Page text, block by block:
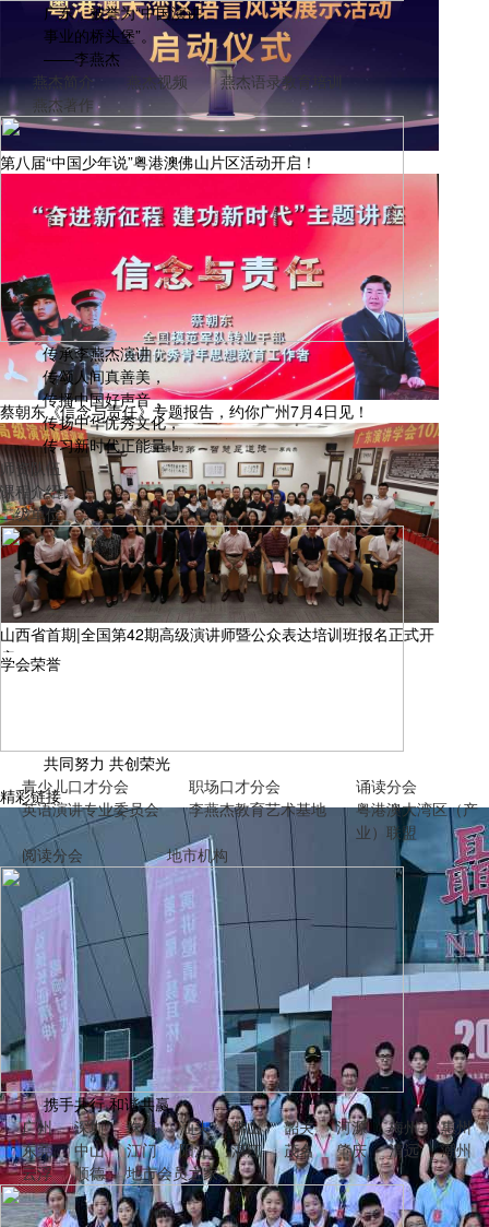
广东，被誉为“中国演讲
事业的桥头堡”。
——李燕杰
燕杰简介
燕杰视频
燕杰语录
燕杰著作
教育培训
传承李燕杰演讲，
传颂人间真善美，
传播中国好声音，
传扬中华优秀文化，
传习新时代正能量！
师资队伍
课程介绍
二级单位
共同努力 共创荣光
青少儿口才分会
职场口才分会
诵读分会
英语演讲专业委员会
李燕杰教育艺术基地
粤港澳大湾区（产
业）联盟
阅读分会
地市机构
携手共行 和谐共赢
广州
深圳 珠海 汕头 佛山 韶关 河源 梅州
惠州
东莞
中山 江门 阳江 湛江 茂名 肇庆 清远
潮州
云浮
顺德 地市会员之家
第八届“中国少年说”粤港澳佛山片区活动开启！
蔡朝东《信念与责任》专题报告，约你广州7月4日见！
山西省首期|全国第42期高级演讲师暨公众表达培训班报名正式开
启！
未来网主办丨第八届“中国少年说”粤港澳大湾区语言风采展示活动
拉开帷幕！
公众表达课+高级演讲师丨全国第43期培训班广州开班！
学会荣誉
精彩链接